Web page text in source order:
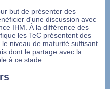
but de présenter des
d'une discussion avec
IHM. À la différence des
les TeC présentent des
niveau de maturité suffisant
dont le partage avec la
à ce stade.